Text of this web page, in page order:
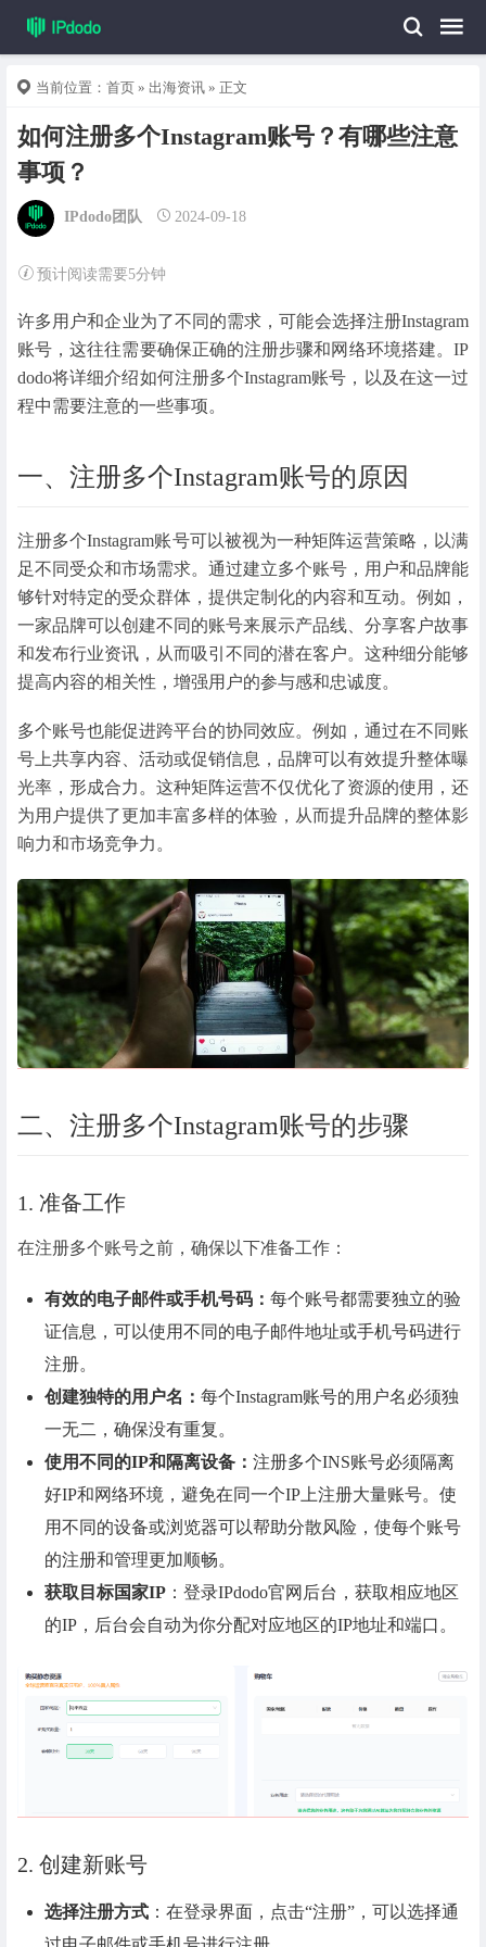
当前位置： 首页 » 出海资讯 » 正文
如何注册多个Instagram账号？有哪些注意
事项？
IPdodo团队 2024-09-18
预计阅读需要5分钟
许多用户和企业为了不同的需求，可能会选择注册Instagram
账号，这往往需要确保正确的注册步骤和网络环境搭建。IP
dodo将详细介绍如何注册多个Instagram账号，以及在这一过
程中需要注意的一些事项。
一、注册多个Instagram账号的原因
注册多个Instagram账号可以被视为一种矩阵运营策略，以满
足不同受众和市场需求。通过建立多个账号，用户和品牌能
够针对特定的受众群体，提供定制化的内容和互动。例如，
一家品牌可以创建不同的账号来展示产品线、分享客户故事
和发布行业资讯，从而吸引不同的潜在客户。这种细分能够
提高内容的相关性，增强用户的参与感和忠诚度。
多个账号也能促进跨平台的协同效应。例如，通过在不同账
号上共享内容、活动或促销信息，品牌可以有效提升整体曝
光率，形成合力。这种矩阵运营不仅优化了资源的使用，还
为用户提供了更加丰富多样的体验，从而提升品牌的整体影
响力和市场竞争力。
二、注册多个Instagram账号的步骤
1. 准备工作
在注册多个账号之前，确保以下准备工作：
有效的电子邮件或手机号码：每个账号都需要独立的验
证信息，可以使用不同的电子邮件地址或手机号码进行
注册。
创建独特的用户名：每个Instagram账号的用户名必须独
一无二，确保没有重复。
使用不同的IP和隔离设备：注册多个INS账号必须隔离
好IP和网络环境，避免在同一个IP上注册大量账号。使
用不同的设备或浏览器可以帮助分散风险，使每个账号
的注册和管理更加顺畅。
获取目标国家IP ：登录IPdodo官网后台，获取相应地区
的IP，后台会自动为你分配对应地区的IP地址和端口。
2. 创建新账号
选择注册方式 ：在登录界面，点击“注册”，可以选择通